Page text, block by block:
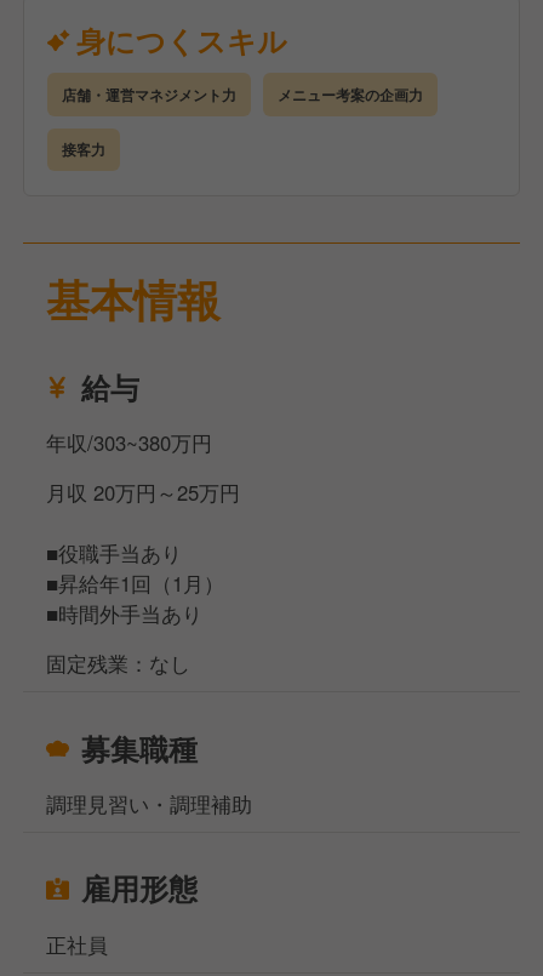
□S店長
店長業務に加え、大型店・QSC（クオリティ・サー
ビス・クリンリネス）モデル店・複数店舗管理店長な
ど通常の店舗とは異なる任務も担当
▲
■店長（入社1年半～） ※今回の採用はここからスタ
▲
□時間帯責任者（入社1年目途）
帯の業務を担当
□リーダー（入社3カ月目途）
ト・アルバイトの方の育成を担当
□スタッフ
約3カ月の研修期間で、店舗内の全ポジションを経験
＜総合職（転勤あり）になれば、S店長以上も目指せ
ジャーや営業部長、本社管理部門などのポジションに
★ 具体的な仕事内容
──────────
■接客業務
■ラーメンやサイドメニューの調理業務
身につくスキル
店舗・運営マネジメント力 メニュー考案の企画力
接客力
基本情報
給与
年収/303~380万円
月収 20万円～25万円
■役職手当あり
■昇給年1回（1月）
■時間外手当あり
固定残業：なし
募集職種
調理見習い・調理補助
雇用形態
正社員